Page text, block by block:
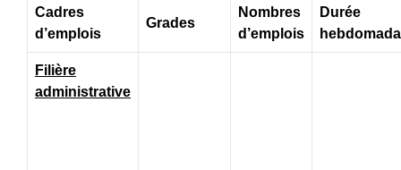
Cadres
d’emplois
Grades
Nombres
d’emplois
Durée
Filière
administrative